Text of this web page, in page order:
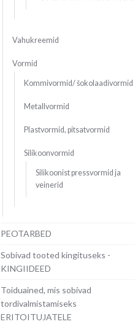
Vahukreemid
Vormid
Kommivormid/ šokolaadivormid
Metallvormid
Plastvormid, pitsatvormid
Silikoonvormid
Silikoonist pressvormid ja
veinerid
PEOTARBED
Sobivad tooted kingituseks -
KINGIIDEED
Toiduained, mis sobivad
tordivalmistamiseks
ERITOITUJATELE